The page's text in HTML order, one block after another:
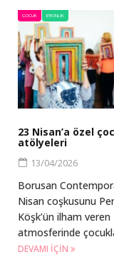
ÇOCUK ETKINLIK
23 Nisan’a özel
atölyeleri
13/04/2026
Borusan
Nisan coşkusunu
Köşk’ün ilham veren
atmosferinde
DEVAMI IÇIN